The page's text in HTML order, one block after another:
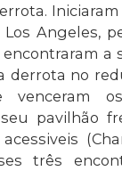
Angeles,
a
derrota no
venceram
pavilhão
três